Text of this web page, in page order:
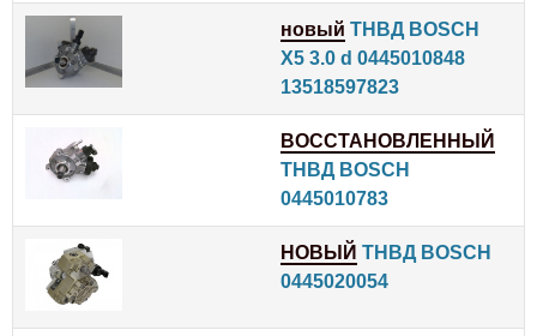
новый ТНВД BOSCH
X5 3.0 d 0445010848
13518597823
ВОССТАНОВЛЕННЫЙ
ТНВД BOSCH
0445010783
НОВЫЙ ТНВД BOSCH
0445020054